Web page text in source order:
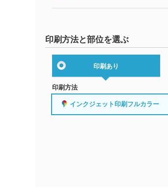
印刷方法と部位を選ぶ
印刷あり
印刷方法
インクジェット印刷フルカラー